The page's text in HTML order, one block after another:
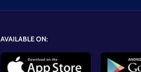
AVAILABLE ON: